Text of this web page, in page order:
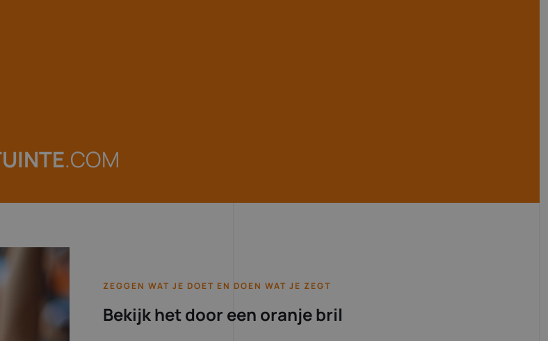
ZEGGEN WAT JE DOET EN DOEN WAT JE ZEGT
Bekijk het door een oranje bril